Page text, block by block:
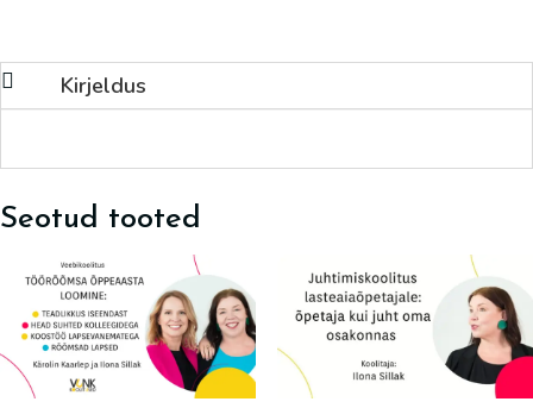
rühmas
kogus
Kirjeldus
Seotud tooted